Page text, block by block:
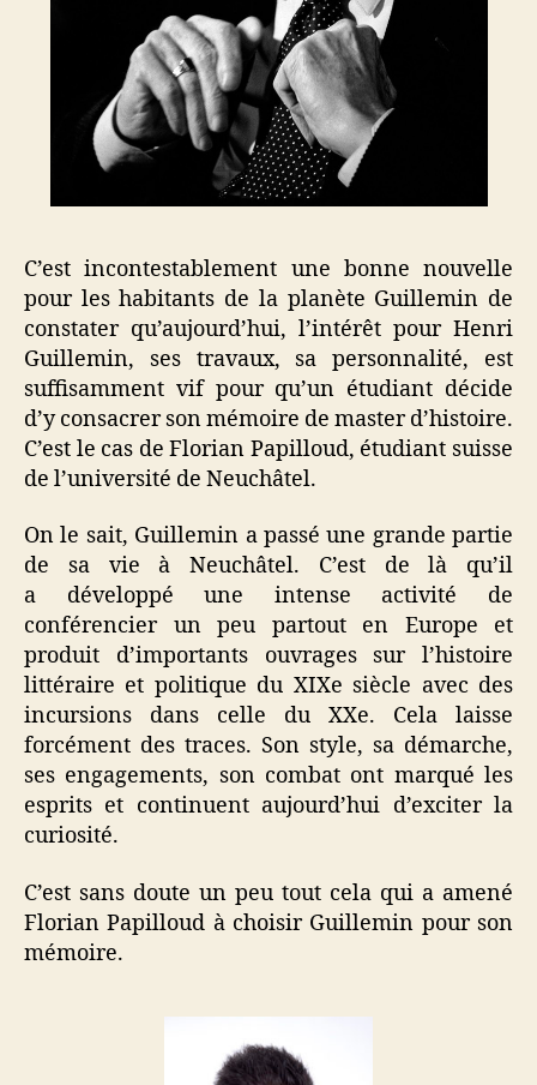
C’est incontestablement une bonne nouvelle
pour les habitants de la planète Guillemin de
constater qu’aujourd’hui, l’intérêt pour Henri
Guillemin, ses travaux, sa personnalité, est
suffisamment vif pour qu’un étudiant décide
d’y consacrer son mémoire de master d’histoire.
C’est le cas de Florian Papilloud, étudiant suisse
de l’université de Neuchâtel.
On le sait, Guillemin a passé une grande partie
de sa vie à Neuchâtel. C’est de là qu’il
a développé une intense activité de
conférencier un peu partout en Europe et
produit d’importants ouvrages sur l’histoire
littéraire et politique du XIXe siècle avec des
incursions dans celle du XXe. Cela laisse
forcément des traces. Son style, sa démarche,
ses engagements, son combat ont marqué les
esprits et continuent aujourd’hui d’exciter la
curiosité.
C’est sans doute un peu tout cela qui a amené
Florian Papilloud à choisir Guillemin pour son
mémoire.